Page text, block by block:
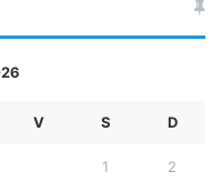
V S D
1 2